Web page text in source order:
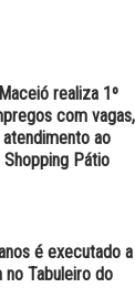
realiza 1º
com vagas,
ao
Pátio
é executado a
Tabuleiro do